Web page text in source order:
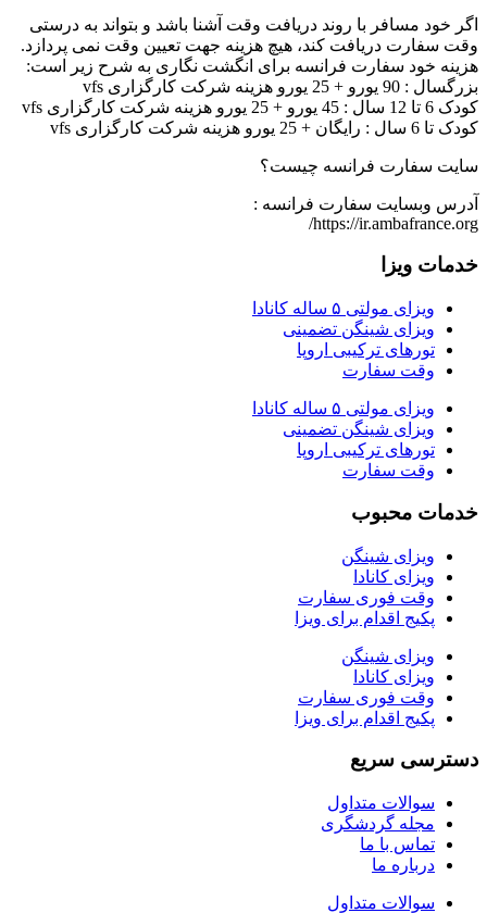
اگر خود مسافر با روند دریافت وقت آشنا باشد و بتواند به درستی
وقت سفارت دریافت کند، هیچ هزینه جهت تعیین وقت نمی پردازد.
هزینه خود سفارت فرانسه برای انگشت نگاری به شرح زیر است:
بزرگسال : 90 یورو + 25 یورو هزینه شرکت کارگزاری vfs
کودک 6 تا 12 سال : 45 یورو + 25 یورو هزینه شرکت کارگزاری vfs
کودک تا 6 سال : رایگان + 25 یورو هزینه شرکت کارگزاری vfs
سایت سفارت فرانسه چیست؟
آدرس وبسایت سفارت فرانسه :
https://ir.ambafrance.org/
خدمات ویزا
ویزای مولتی ۵ ساله کانادا
ویزای شینگن تضمینی
تورهای ترکیبی اروپا
وقت سفارت
ویزای مولتی ۵ ساله کانادا
ویزای شینگن تضمینی
تورهای ترکیبی اروپا
وقت سفارت
خدمات محبوب
ویزای شینگن
ویزای کانادا
وقت فوری سفارت
پکیج اقدام برای ویزا
ویزای شینگن
ویزای کانادا
وقت فوری سفارت
پکیج اقدام برای ویزا
دسترسی سریع
سوالات متداول
مجله گردشگری
تماس با ما
درباره ما
سوالات متداول